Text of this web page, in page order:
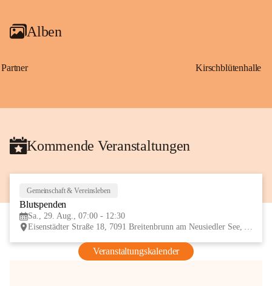
Alben
Partner Kirschblütenhalle
Kommende Veranstaltungen
Gemeinschaft & Vereinsleben
Blutspenden
Sa., 29. Aug., 07:00 - 12:30
Eisenstädter Straße 18, 7091 Breitenbrunn am Neusiedler See, AUT
Veranstaltungskalender